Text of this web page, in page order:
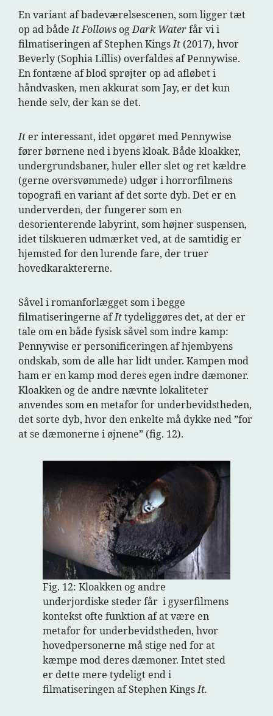
En variant af badeværelsescenen, som ligger tæt
op ad bådeIt Follows ogDark Waterfår vi i
filmatiseringen af Stephen KingsIt (2017), hvor
Beverly (Sophia Lillis) overfaldes af Pennywise.
En fontæne af blod sprøjter op ad afløbet i
håndvasken, men akkurat som Jay, er det kun
hende selv, der kan se det.
It er interessant, idet opgøret med Pennywise
fører børnene ned i byens kloak. Både kloakker,
undergrundsbaner, huler eller slet og ret kældre
(gerne oversvømmede) udgør i horrorfilmens
topografi en variant af det sorte dyb. Det er en
underverden, der fungerer som en
desorienterende labyrint, som højner suspensen,
idet tilskueren udmærket ved, at de samtidig er
hjemsted for den lurende fare, der truer
hovedkaraktererne.
Såvel i romanforlægget som i begge
filmatiseringerne afIttydeliggøres det, at der er
tale om en både fysisk såvel som indre kamp:
Pennywise er personificeringen af hjembyens
ondskab, som de alle har lidt under. Kampen mod
ham er en kamp mod deres egen indre dæmoner.
Kloakken og de andre nævnte lokaliteter
anvendes som en metafor for underbevidstheden,
det sorte dyb, hvor den enkelte må dykke ned ”for
at se dæmonerne i øjnene” (fig. 12).
Fig. 12: Kloakken og andre
underjordiske steder får i gyserfilmens
kontekst ofte funktion af at være en
metafor for underbevidstheden, hvor
hovedpersonerne må stige ned for at
kæmpe mod deres dæmoner. Intet sted
er dette mere tydeligt end i
filmatiseringen af Stephen KingsIt.